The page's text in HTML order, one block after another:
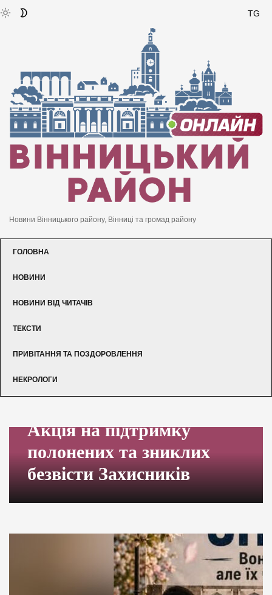
TG
Новини Вінницького району, Вінниці та громад району
ГОЛОВНА
НОВИНИ
НОВИНИ ВІД ЧИТАЧІВ
ТЕКСТИ
ПРИВІТАННЯ ТА ПОЗДОРОВЛЕННЯ
НЕКРОЛОГИ
Акція на підтримку
полонених та зниклих
безвісти Захисників